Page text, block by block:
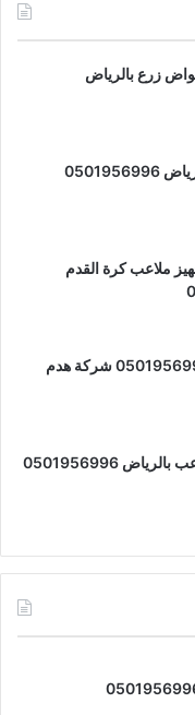
زرع بالرياض
ملاعب كرة القدم
مقاول هدم بالرياض 0501956996 شركة هدم
0501956996